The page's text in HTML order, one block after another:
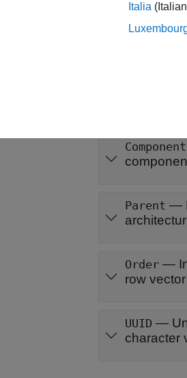
Properties
model
Component
Parent —
Order —
row
UUID —
character
Italia